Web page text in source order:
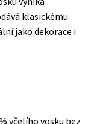
klasickému
jako dekorace i
včelího vosku bez